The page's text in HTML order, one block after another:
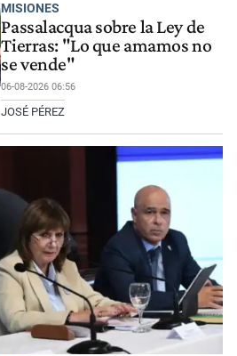
MISIONES
Passalacqua sobre la Ley de
Tierras: "Lo que amamos no
se vende"
06-08-2026 06:56
JOSÉ PÉREZ